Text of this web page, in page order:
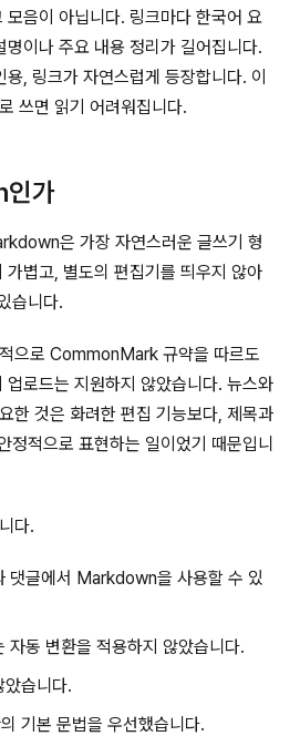
음이 아닙니다. 링크마다 한국어 요
이나 주요 내용 정리가 길어집니다.
, 링크가 자연스럽게 등장합니다. 이
쓰면 읽기 어려워집니다.
가
은 가장 자연스러운 글쓰기 형
가볍고, 별도의 편집기를 띄우지 않아
습니다.
으로 CommonMark 규약을 따르도
업로드는 지원하지 않았습니다. 뉴스와
한 것은 화려한 편집 기능보다, 제목과
정적으로 표현하는 일이었기 때문입니
다.
댓글에서 Markdown을 사용할 수 있
자동 변환을 적용하지 않았습니다.
았습니다.
기본 문법을 우선했습니다.